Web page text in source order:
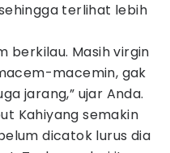
terlihat lebih
berkilau. Masih virgin
macemin, gak
jarang,” ujar Anda.
Kahiyang semakin
dicatok lurus dia